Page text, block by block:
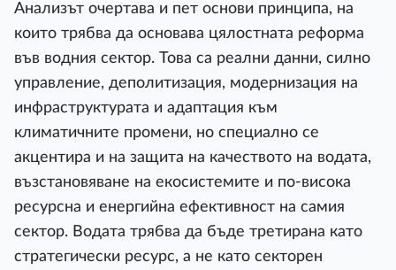
Анализът очертава и пет основи принципа, на
които трябва да основава цялостната реформа
във водния сектор. Това са реални данни, силно
управление, деполитизация, модернизация на
инфраструктурата и адаптация към
климатичните промени, но специално се
акцентира и на защита на качеството на водата,
възстановяване на екосистемите и по-висока
ресурсна и енергийна ефективност на самия
сектор. Водата трябва да бъде третирана като
стратегически ресурс, а не като секторен